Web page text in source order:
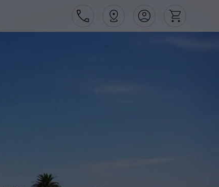
Contactos